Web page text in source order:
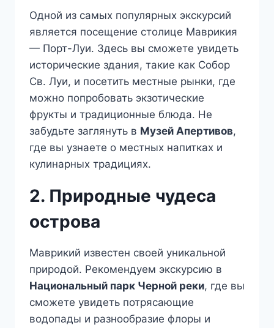
Одной из самых популярных экскурсий
является посещение столице Маврикия
— Порт-Луи. Здесь вы сможете увидеть
исторические здания, такие как Собор
Св. Луи, и посетить местные рынки, где
можно попробовать экзотические
фрукты и традиционные блюда. Не
забудьте заглянуть в Музей Апертивов,
где вы узнаете о местных напитках и
кулинарных традициях.
2. Природные чудеса
острова
Маврикий известен своей уникальной
природой. Рекомендуем экскурсию в
Национальный парк Черной реки, где вы
сможете увидеть потрясающие
водопады и разнообразие флоры и